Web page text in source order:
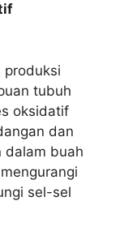
produksi
tubuh
oksidatif
dan
dalam buah
sel-sel